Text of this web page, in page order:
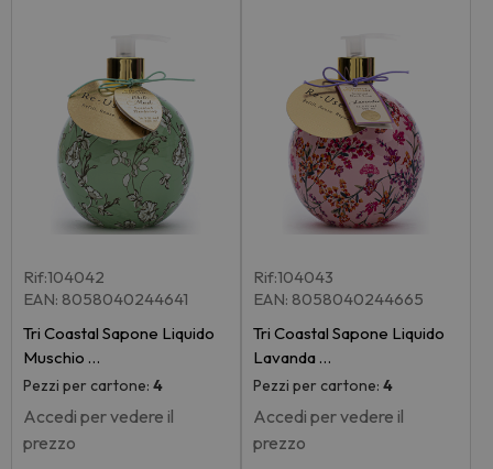
Rif:104042
EAN: 8058040244641
Tri Coastal Sapone Liquido
Muschio …
Pezzi per cartone: 4
Accedi per vedere il
prezzo
Rif:104043
EAN: 8058040244665
Tri Coastal Sapone Liquido
Lavanda …
Pezzi per cartone: 4
Accedi per vedere il
prezzo